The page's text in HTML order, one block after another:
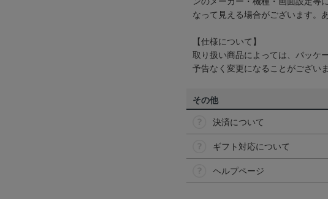
なって見える場合がございます。
【仕様について】
取り扱い商品によっては、パッケ
予告なく変更になることがございま
その他
決済について
ギフト対応について
ヘルプページ